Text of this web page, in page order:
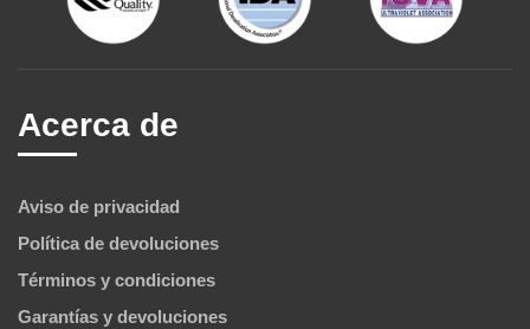
Acerca de
Aviso de privacidad
Política de devoluciones
Términos y condiciones
Garantías y devoluciones